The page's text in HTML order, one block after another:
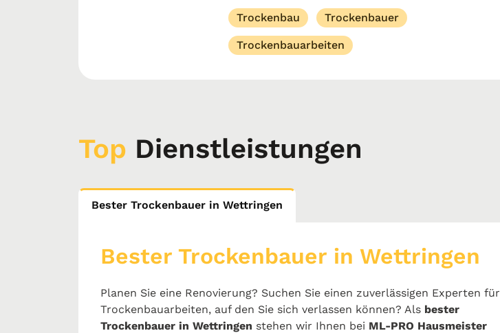
Trockenbau Trockenbauer
Trockenbauarbeiten
Top Dienstleistungen
Bester Trockenbauer in Wettringen
Bester Trockenbauer in Wettringen
Planen Sie eine Renovierung? Suchen Sie einen zuverlässigen Experten für
Trockenbauarbeiten, auf den Sie sich verlassen können? Als bester
Trockenbauer in Wettringen stehen wir Ihnen bei ML-PRO Hausmeister